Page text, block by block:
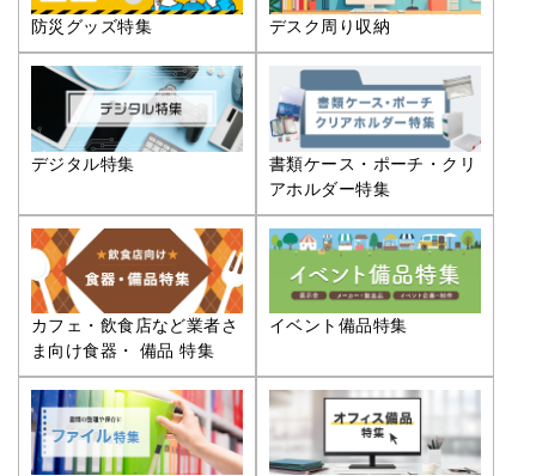
防災グッズ特集 デスク周り収納
デジタル特集
書類ケース・ポーチ・クリ
アホルダー特集
カフェ・飲食店など業者さ
ま向け食器・ 備品 特集
イベント備品特集